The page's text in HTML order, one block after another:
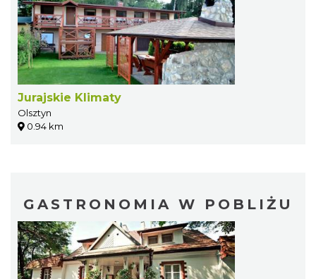
Jurajskie Klimaty
Olsztyn
0.94 km
GASTRONOMIA W POBLIŻU